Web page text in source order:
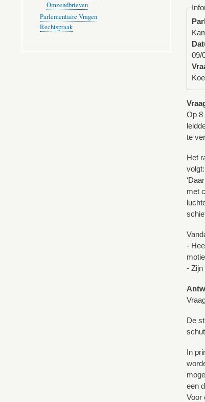
09/
Op 8
te
Het
volgt:
met
-
- Zijn
De
In
een
Voor
Omzendbrieven
Parlementaire Vragen
Rechtspraak